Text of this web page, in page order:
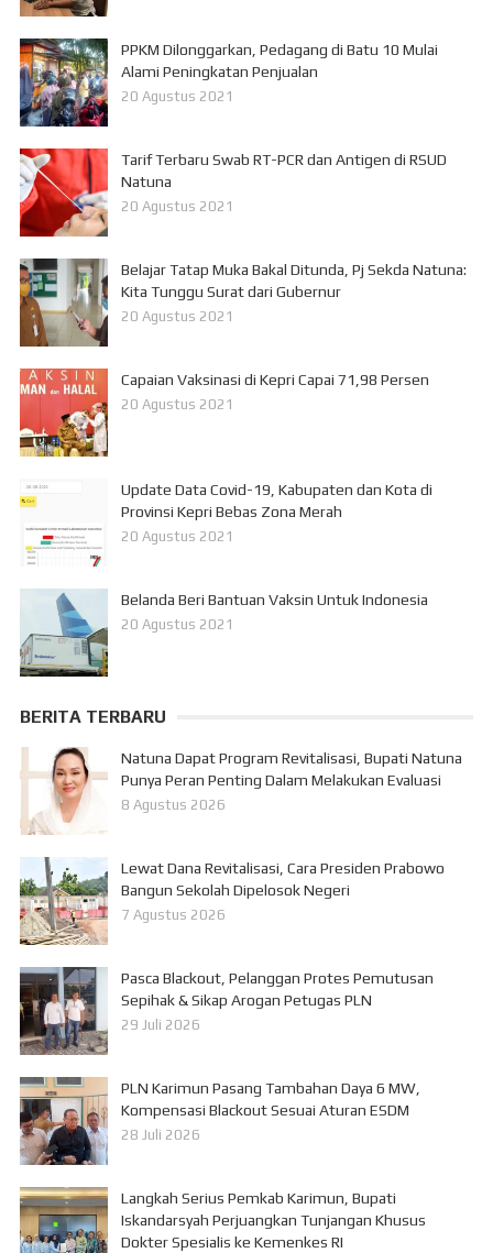
PPKM Dilonggarkan, Pedagang di Batu 10 Mulai
Alami Peningkatan Penjualan
20 Agustus 2021
Tarif Terbaru Swab RT-PCR dan Antigen di RSUD
Natuna
20 Agustus 2021
Belajar Tatap Muka Bakal Ditunda, Pj Sekda Natuna:
Kita Tunggu Surat dari Gubernur
20 Agustus 2021
Capaian Vaksinasi di Kepri Capai 71,98 Persen
20 Agustus 2021
Update Data Covid-19, Kabupaten dan Kota di
Provinsi Kepri Bebas Zona Merah
20 Agustus 2021
Belanda Beri Bantuan Vaksin Untuk Indonesia
20 Agustus 2021
BERITA TERBARU
Natuna Dapat Program Revitalisasi, Bupati Natuna
Punya Peran Penting Dalam Melakukan Evaluasi
8 Agustus 2026
Lewat Dana Revitalisasi, Cara Presiden Prabowo
Bangun Sekolah Dipelosok Negeri
7 Agustus 2026
Pasca Blackout, Pelanggan Protes Pemutusan
Sepihak & Sikap Arogan Petugas PLN
29 Juli 2026
PLN Karimun Pasang Tambahan Daya 6 MW,
Kompensasi Blackout Sesuai Aturan ESDM
28 Juli 2026
Langkah Serius Pemkab Karimun, Bupati
Iskandarsyah Perjuangkan Tunjangan Khusus
Dokter Spesialis ke Kemenkes RI